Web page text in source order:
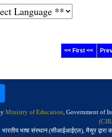
<< First <<
Ministry of Education, Government of
भारतीय भाषा संस्थान (सीआईआईएल), मैसूर द्वारा